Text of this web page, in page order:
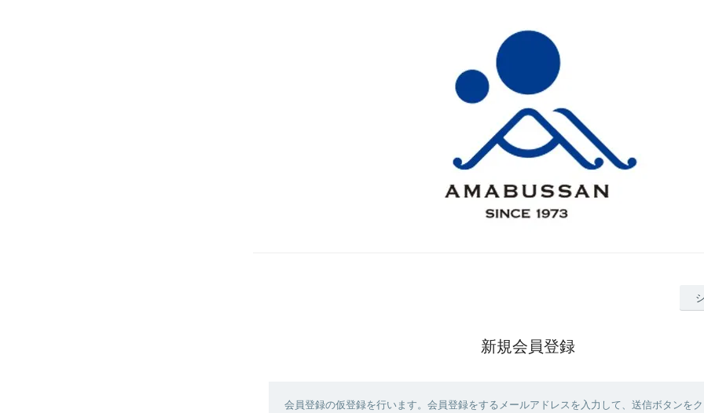
新規会員登録
会員登録の仮登録を行います。会員登録をするメールアドレスを入力して、送信ボタンをク